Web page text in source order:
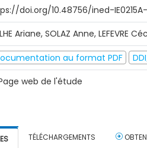
doi.org/10.48756/ined-
Ariane, SOLAZ Anne, LEFEVRE
au format PDF
web de l'étude
TÉLÉCHARGEMENTS